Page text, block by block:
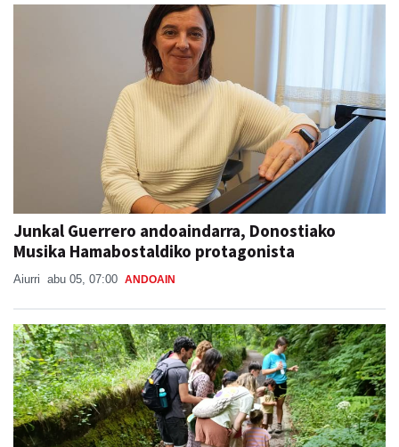
Junkal Guerrero andoaindarra, Donostiako
Musika Hamabostaldiko protagonista
Aiurri abu 05, 07:00 ANDOAIN